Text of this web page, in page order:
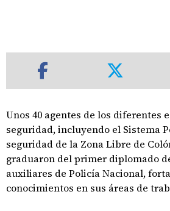
Unos 40 agentes de los diferentes
seguridad, incluyendo el Sistema
seguridad de la Zona Libre de
graduaron del primer diplomado
auxiliares de Policía Nacional,
conocimientos en sus áreas de